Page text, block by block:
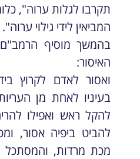
תקרבו לגלות ערוה",
המביאין לידי גילוי ערוה".
בהמשך מוסיף
האיסור:
ואסור לאדם לקרוץ
בעיניו לאחת מן
להקל ראש ואפילו
להביט ביפיה אסור,
מכת מרדות, והמסתכל